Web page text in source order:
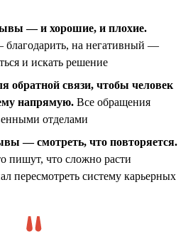
— и хорошие, и плохие.
на негативный —
и искать решение
обратной связи, чтобы человек
напрямую. Все обращения
отделами
— смотреть, что повторяется.
пишут, что сложно расти
пересмотреть систему карьерных